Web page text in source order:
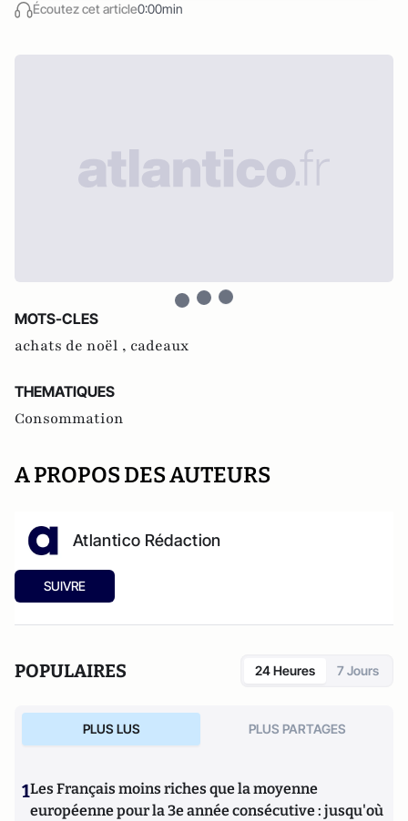
Écoutez cet article0:00min
MOTS-CLES
achats de noël , cadeaux
THEMATIQUES
Consommation
A PROPOS DES AUTEURS
Atlantico Rédaction
SUIVRE
POPULAIRES 24 Heures 7 Jours
PLUS LUS PLUS PARTAGES
1Les Français moins riches que la moyenne
européenne pour la 3e année consécutive : jusqu'où